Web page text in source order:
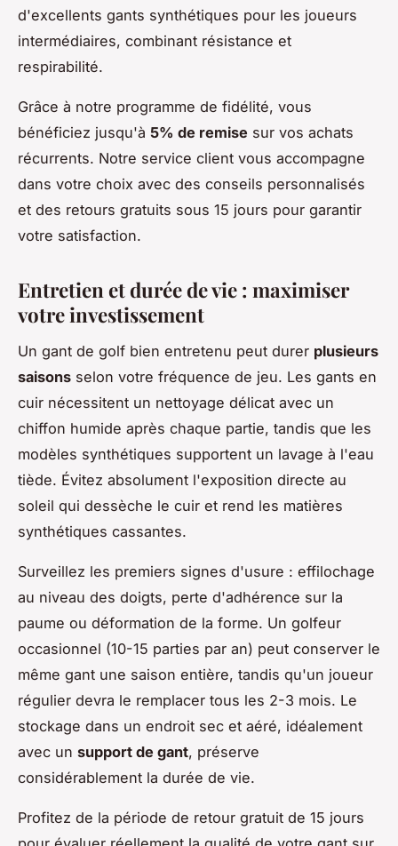
d'excellents gants synthétiques pour les joueurs
intermédiaires, combinant résistance et
respirabilité.
Grâce à notre programme de fidélité, vous
bénéficiez jusqu'à 5% de remise sur vos achats
récurrents. Notre service client vous accompagne
dans votre choix avec des conseils personnalisés
et des retours gratuits sous 15 jours pour garantir
votre satisfaction.
Entretien et durée de vie : maximiser
votre investissement
Un gant de golf bien entretenu peut durer plusieurs
saisons selon votre fréquence de jeu. Les gants en
cuir nécessitent un nettoyage délicat avec un
chiffon humide après chaque partie, tandis que les
modèles synthétiques supportent un lavage à l'eau
tiède. Évitez absolument l'exposition directe au
soleil qui dessèche le cuir et rend les matières
synthétiques cassantes.
Surveillez les premiers signes d'usure : effilochage
au niveau des doigts, perte d'adhérence sur la
paume ou déformation de la forme. Un golfeur
occasionnel (10-15 parties par an) peut conserver le
même gant une saison entière, tandis qu'un joueur
régulier devra le remplacer tous les 2-3 mois. Le
stockage dans un endroit sec et aéré, idéalement
avec un support de gant, préserve
considérablement la durée de vie.
Profitez de la période de retour gratuit de 15 jours